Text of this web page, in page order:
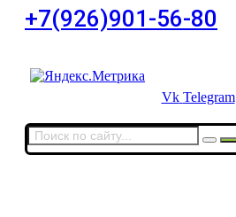
+7(926)901-56-80
Vk Telegram